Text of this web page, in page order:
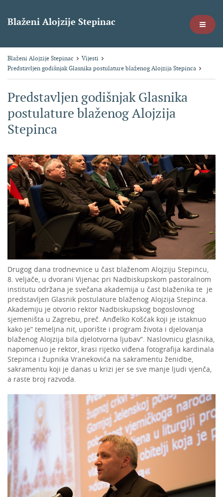
Blaženi Alojzije Stepinac
Blaženi Alojzije Stepinac
Vijesti
Predstavljen godišnjak Glasnika postulature blaženog Alojzija Stepinca
Predstavljen godišnjak Glasnika
postulature blaženog Alojzija
Stepinca
Drugog dana trodnevnice u čast blaženom Alojziju Stepincu,
8. veljače, u dvorani Vijenac pri Nadbiskupskom pastoralnom
institutu održana je svečana akademija u čast blaženika te je
predstavljen Glasnik postulature blaženog Alojzija Stepinca.
Akademiju je otvorio rektor Nadbiskupskog bogoslovnog
sjemeništa u Zagrebu, preč. Anđelko Košćak koji je istaknuo
kako je“ temeljna nit, uporište i program života i djelovanja
blaženog Alojzija bila djelotvorna ljubav“. Naslovnicu glasnika,
napomenuo je rektor, krasi rijetko viđena fotografija kardinala
Stepinca i župnika Vranekovića na sakramentu ženidbe,
sakramentu koji je danas u krizi jer se sve manje ljudi vjenča,
a raste broj razvoda.